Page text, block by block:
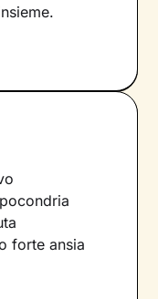
forte ansia